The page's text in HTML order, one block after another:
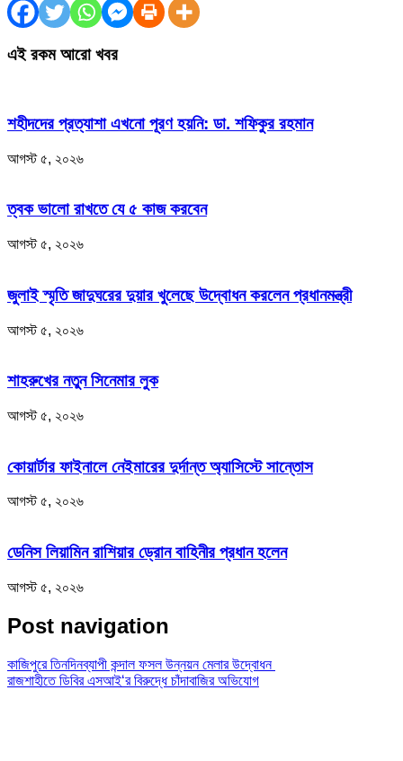
এই রকম আরো খবর
শহীদদের প্রত্যাশা এখনো পূরণ হয়নি: ডা. শফিকুর রহমান
আগস্ট ৫, ২০২৬
ত্বক ভালো রাখতে যে ৫ কাজ করবেন
আগস্ট ৫, ২০২৬
জুলাই স্মৃতি জাদুঘরের দুয়ার খুলেছে উদ্বোধন করলেন প্রধানমন্ত্রী
আগস্ট ৫, ২০২৬
শাহরুখের নতুন সিনেমার লুক
আগস্ট ৫, ২০২৬
কোয়ার্টার ফাইনালে নেইমারের দুর্দান্ত অ্যাসিস্টে সান্তোস
আগস্ট ৫, ২০২৬
ডেনিস লিয়ামিন রাশিয়ার ড্রোন বাহিনীর প্রধান হলেন
আগস্ট ৫, ২০২৬
Post navigation
কাজিপুরে তিনদিনব্যাপী কন্দাল ফসল উন্নয়ন মেলার উদ্বোধন
রাজশাহীতে ডিবির এসআই‘র বিরুদ্ধে চাঁদাবাজির অভিযোগ